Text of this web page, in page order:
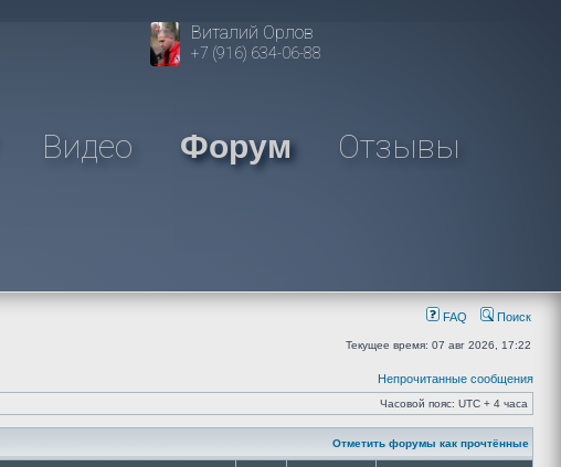
Виталий Орлов
+7 (916) 634-06-88
Видео Форум Отзывы
FAQ Поиск
Текущее время: 07 авг 2026, 17:22
Непрочитанные сообщения
Часовой пояс: UTC + 4 часа
Отметить форумы как прочтённые